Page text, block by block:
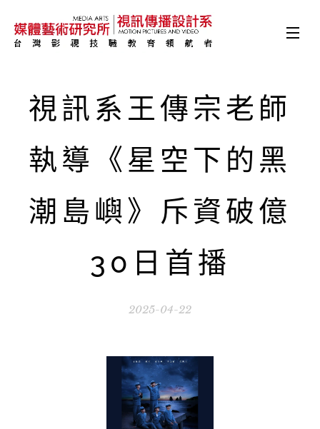
視訊系王傳宗老師
執導《星空下的黑
潮島嶼》斥資破億
30日首播
2025-04-22